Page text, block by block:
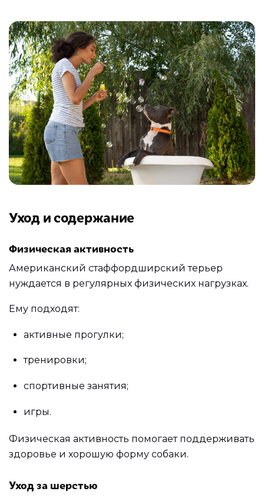
Уход и содержание
Физическая активность
Американский стаффордширский терьер
нуждается в регулярных физических нагрузках.
Ему подходят:
активные прогулки;
тренировки;
спортивные занятия;
игры.
Физическая активность помогает поддерживать
здоровье и хорошую форму собаки.
Уход за шерстью